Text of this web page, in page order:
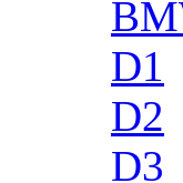
D1
D2
D3